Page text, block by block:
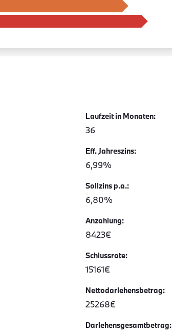
Laufzeit in Monaten:
36
Eff. Jahreszins:
6,99%
Sollzins p.a.:
6,80%
Anzahlung:
8423€
Schlussrate:
15161€
Nettodarlehensbetrag:
25268€
Darlehensgesamtbetrag: